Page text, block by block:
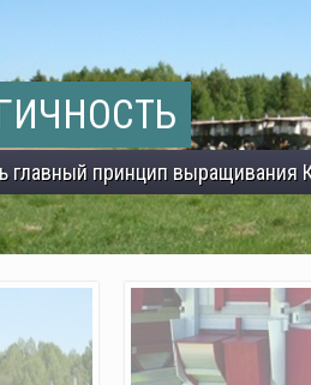
главный принцип выращивания